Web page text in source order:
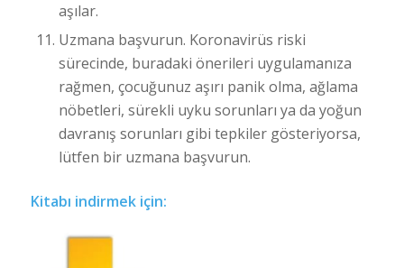
aşılar.
Uzmana başvurun. Koronavirüs riski
sürecinde, buradaki önerileri uygulamanıza
rağmen, çocuğunuz aşırı panik olma, ağlama
nöbetleri, sürekli uyku sorunları ya da yoğun
davranış sorunları gibi tepkiler gösteriyorsa,
lütfen bir uzmana başvurun.
Kitabı indirmek için: